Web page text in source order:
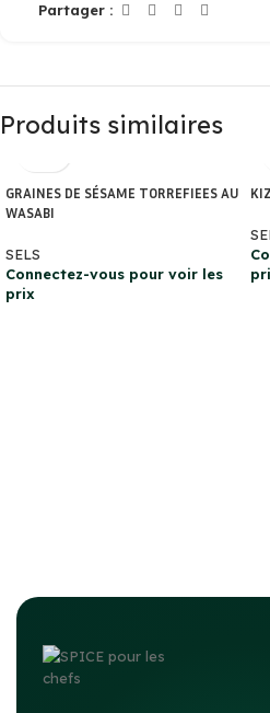
Partager :
Produits similaires
GRAINES DE SÉSAME TORREFIEES AU
WASABI
SELS
Connectez-vous pour voir les
prix